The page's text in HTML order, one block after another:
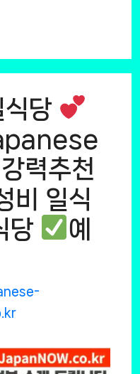
당
력추천
비 일식
당
예